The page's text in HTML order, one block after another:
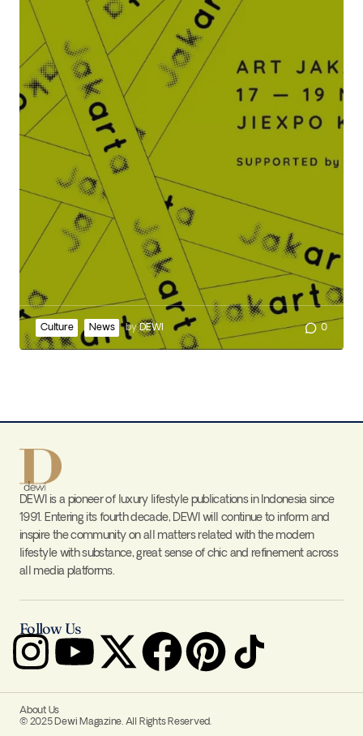
Culture News byDEWI 0
DEWI is a pioneer of luxury lifestyle publications in Indonesia since
1991. Entering its fourth decade, DEWI will continue to inform and
inspire the community on all matters related with the modern
lifestyle with substance, great sense of chic and refinement across
all media platforms.
Follow Us
About Us
© 2025 Dewi Magazine. All Rights Reserved.